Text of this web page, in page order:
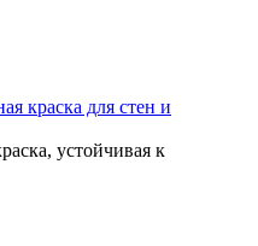
краска для стен и
устойчивая к